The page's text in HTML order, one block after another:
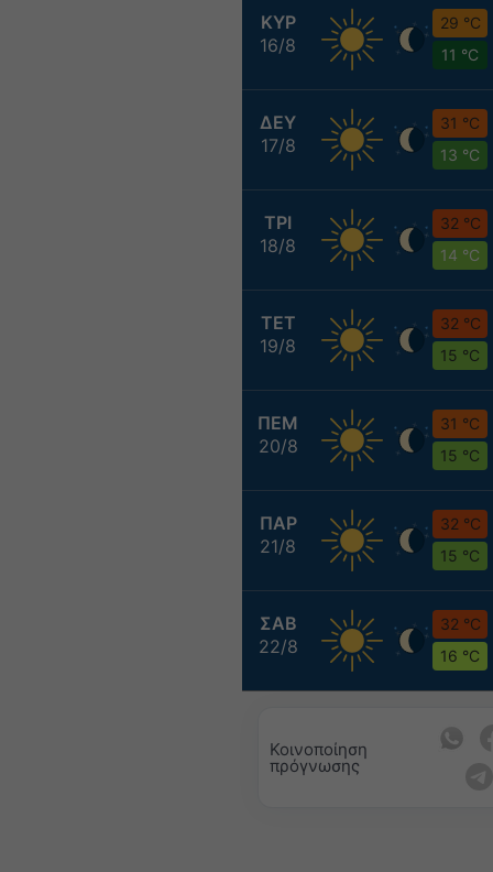
ΚΥΡ
16/8
29 °C
11 °C
ΔΕΥ
17/8
31 °C
13 °C
ΤΡΙ
18/8
32 °C
14 °C
ΤΕΤ
19/8
32 °C
15 °C
ΠΕΜ
20/8
31 °C
15 °C
ΠΑΡ
21/8
32 °C
15 °C
ΣΑΒ
22/8
32 °C
16 °C
Κοινοποίηση
πρόγνωσης